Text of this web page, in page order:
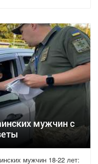
мужчин с
мужчин 18-22 лет: